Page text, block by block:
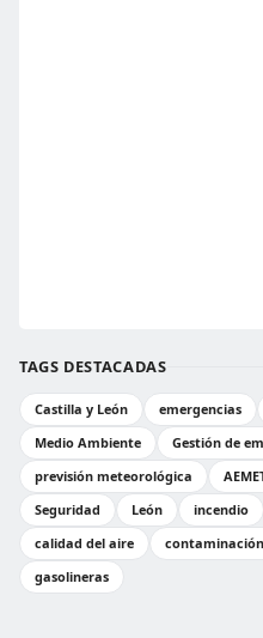
TAGS DESTACADAS
Castilla y León emergencias
Medio Ambiente
Gestión de
previsión meteorológica
Seguridad
León incendio
calidad del aire
contaminación
gasolineras